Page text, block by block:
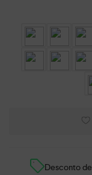
Desconto de